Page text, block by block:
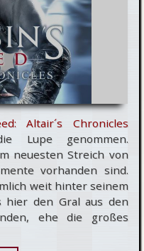
Altair´s Chronicles
Lupe genommen.
neuesten Streich von
vorhanden sind.
weit hinter seinem
den Gral aus den
ehe die großes